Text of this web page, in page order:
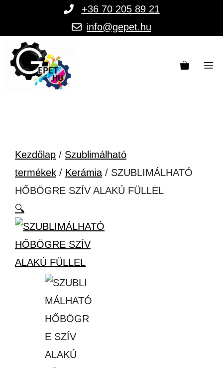
tartalomba
+36 70 205 89 21
info@gepet.hu
Kezdőlap / Szublimálható
termékek / Kerámia / SZUBLIMÁLHATÓ
HŐBÖGRE SZÍV ALAKÚ FÜLLEL
🔍